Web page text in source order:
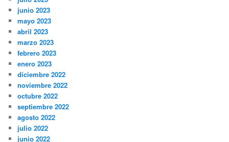
junio 2023
mayo 2023
abril 2023
marzo 2023
febrero 2023
enero 2023
diciembre 2022
noviembre 2022
octubre 2022
septiembre 2022
agosto 2022
julio 2022
junio 2022